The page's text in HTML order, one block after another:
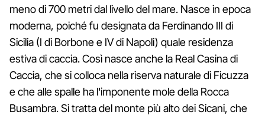
meno di 700 metri dal livello del mare. Nasce in epoca
moderna, poiché fu designata da Ferdinando III di
Sicilia (I di Borbone e IV di Napoli) quale residenza
estiva di caccia. Così nasce anche la Real Casina di
Caccia, che si colloca nella riserva naturale di Ficuzza
e che alle spalle ha l'imponente mole della Rocca
Busambra. Si tratta del monte più alto dei Sicani, che